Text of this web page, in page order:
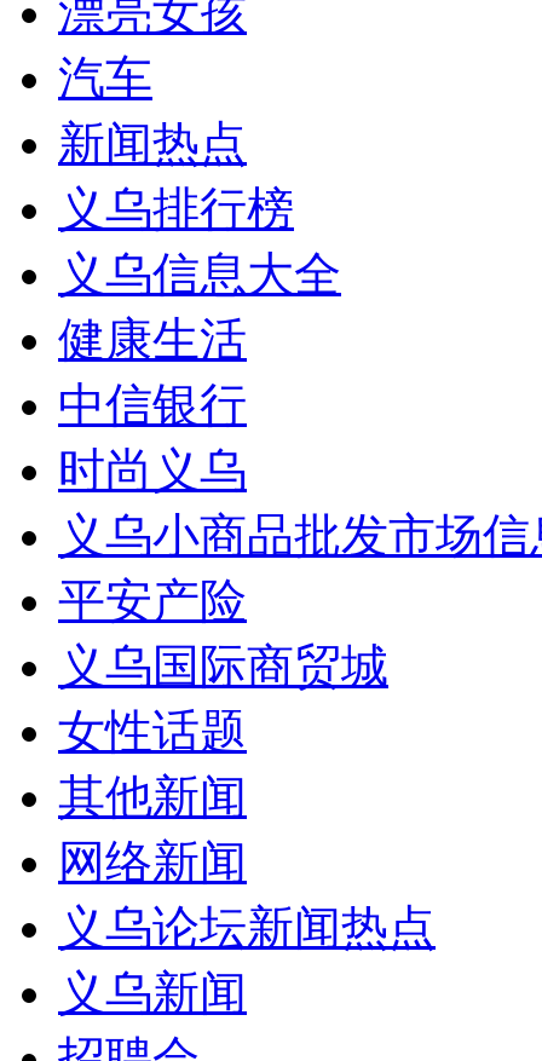
漂亮女孩
汽车
新闻热点
义乌排行榜
义乌信息大全
健康生活
中信银行
时尚义乌
义乌小商品批发市场
平安产险
义乌国际商贸城
女性话题
其他新闻
网络新闻
义乌论坛新闻热点
义乌新闻